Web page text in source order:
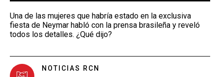
Una de las mujeres que habría estado en la exclusiva
fiesta de Neymar habló con la prensa brasileña y reveló
todos los detalles. ¿Qué dijo?
NOTICIAS RCN